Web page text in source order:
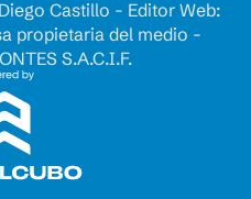
Castillo - Editor Web:
propietaria del medio -
S.A.C.I.F.